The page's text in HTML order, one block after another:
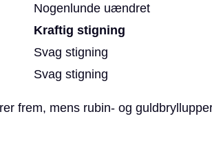
Nogenlunde uændret
Kraftig stigning
Svag stigning
Svag stigning
frem, mens rubin- og